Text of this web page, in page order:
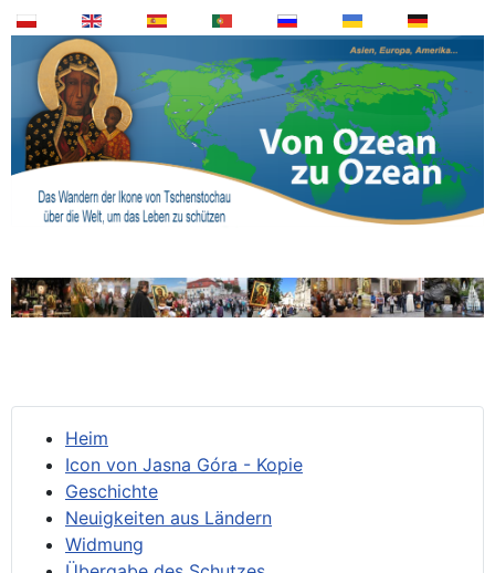
Heim
Icon von Jasna Góra - Kopie
Geschichte
Neuigkeiten aus Ländern
Widmung